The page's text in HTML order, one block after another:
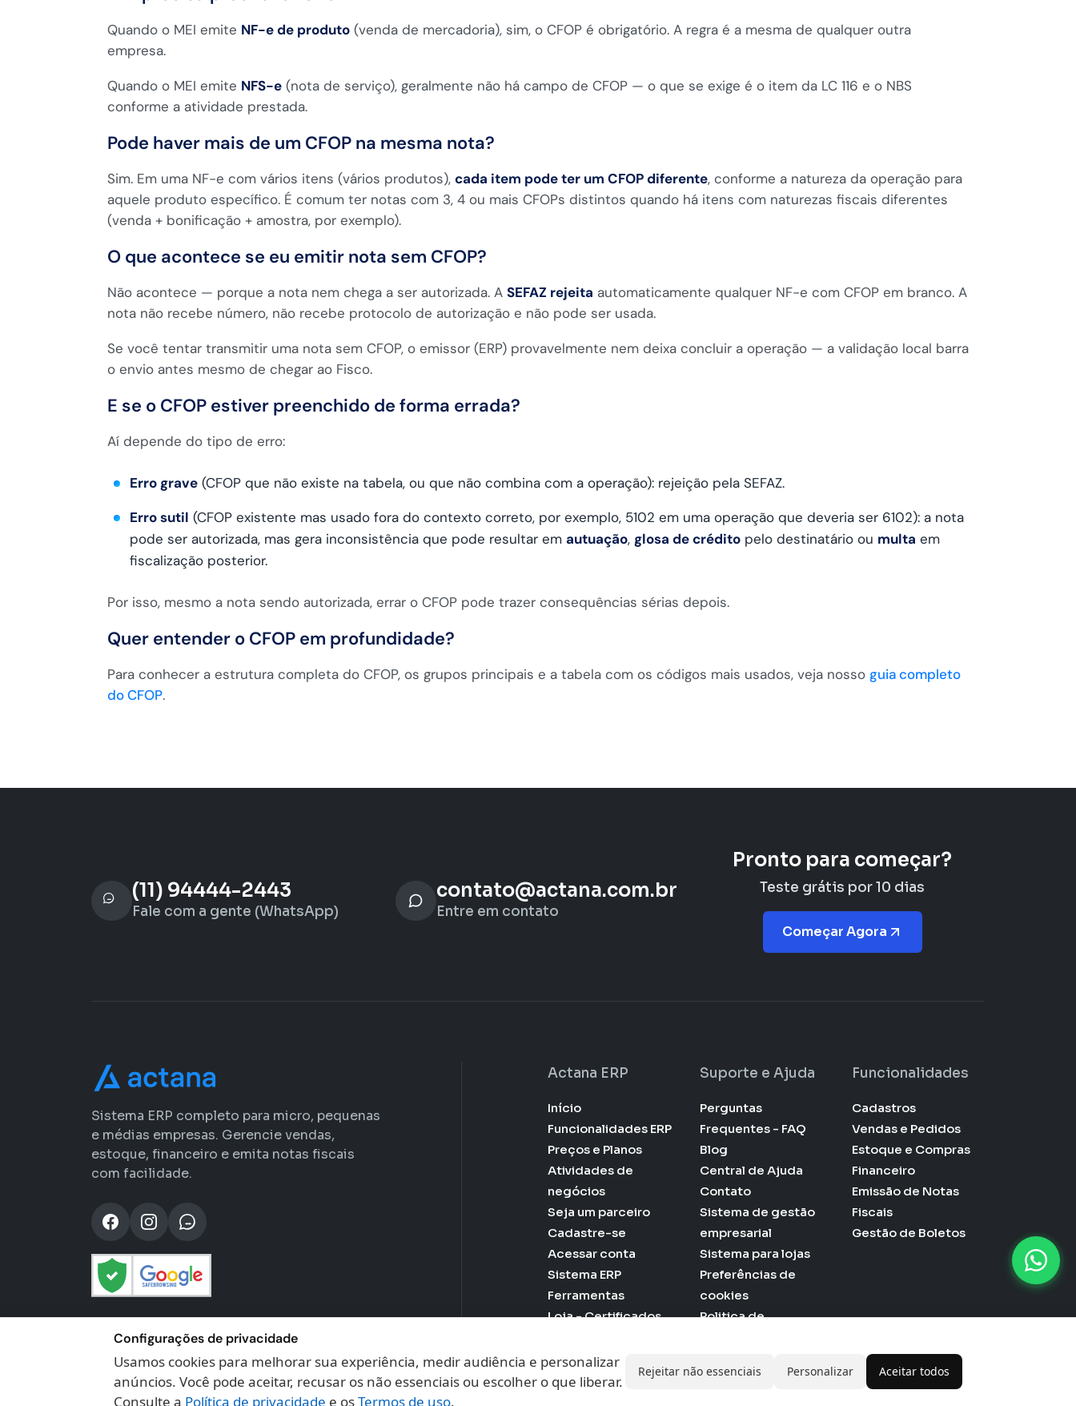
Quando o MEI emite NF-e de produto (venda de mercadoria), sim, o CFOP é obrigatório. A regra é a mesma de qualquer outra
empresa.
Quando o MEI emite NFS-e (nota de serviço), geralmente não há campo de CFOP — o que se exige é o item da LC 116 e o NBS
conforme a atividade prestada.
Pode haver mais de um CFOP na mesma nota?
Sim. Em uma NF-e com vários itens (vários produtos), cada item pode ter um CFOP diferente, conforme a natureza da operação para
aquele produto específico. É comum ter notas com 3, 4 ou mais CFOPs distintos quando há itens com naturezas fiscais diferentes
(venda + bonificação + amostra, por exemplo).
O que acontece se eu emitir nota sem CFOP?
Não acontece — porque a nota nem chega a ser autorizada. A SEFAZ rejeita automaticamente qualquer NF-e com CFOP em branco. A
nota não recebe número, não recebe protocolo de autorização e não pode ser usada.
Se você tentar transmitir uma nota sem CFOP, o emissor (ERP) provavelmente nem deixa concluir a operação — a validação local barra
o envio antes mesmo de chegar ao Fisco.
E se o CFOP estiver preenchido de forma errada?
Aí depende do tipo de erro:
Erro grave (CFOP que não existe na tabela, ou que não combina com a operação): rejeição pela SEFAZ.
Erro sutil (CFOP existente mas usado fora do contexto correto, por exemplo, 5102 em uma operação que deveria ser 6102): a nota
pode ser autorizada, mas gera inconsistência que pode resultar em autuação, glosa de crédito pelo destinatário ou multa em
fiscalização posterior.
Por isso, mesmo a nota sendo autorizada, errar o CFOP pode trazer consequências sérias depois.
Quer entender o CFOP em profundidade?
Para conhecer a estrutura completa do CFOP, os grupos principais e a tabela com os códigos mais usados, veja nosso guia completo
do CFOP.
(11) 94444-2443
Fale com a gente (WhatsApp)
contato@actana.com.br
Entre em contato
Pronto para começar?
Teste grátis por 10 dias
Começar Agora
Sistema ERP completo para micro, pequenas
e médias empresas. Gerencie vendas,
estoque, financeiro e emita notas fiscais
com facilidade.
Actana ERP
Início
Funcionalidades ERP
Preços e Planos
Atividades de
negócios
Seja um parceiro
Cadastre-se
Acessar conta
Sistema ERP
Ferramentas
Loja - Certificados
Suporte e Ajuda
Perguntas
Frequentes - FAQ
Blog
Central de Ajuda
Contato
Sistema de gestão
empresarial
Sistema para lojas
Preferências de
cookies
Politica de
Funcionalidades
Cadastros
Vendas e Pedidos
Estoque e Compras
Financeiro
Emissão de Notas
Fiscais
Gestão de Boletos
Configurações de privacidade
Usamos cookies para melhorar sua experiência, medir audiência e personalizar
anúncios. Você pode aceitar, recusar os não essenciais ou escolher o que liberar.
Consulte a Política de privacidade e osTermos de uso.
Rejeitar não essenciais Personalizar Aceitar todos